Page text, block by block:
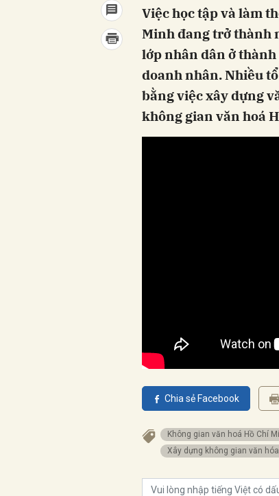
Việc học tập và làm
Minh đang trở thành
lớp nhân dân ở
doanh nhân. Nhiều
bằng việc xây dựng
không gian văn hoá
Chia sẻ Facebook
không gian văn hoá Hồ Chí
Xây dựng không gian văn